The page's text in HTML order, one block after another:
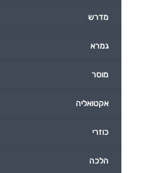
מדרש
גמרא
מוסר
אקטואליה
כוזרי
הלכה